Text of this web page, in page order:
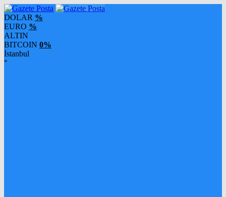
DOLAR %
EURO %
ALTIN
BITCOIN 0%
İstanbul
°